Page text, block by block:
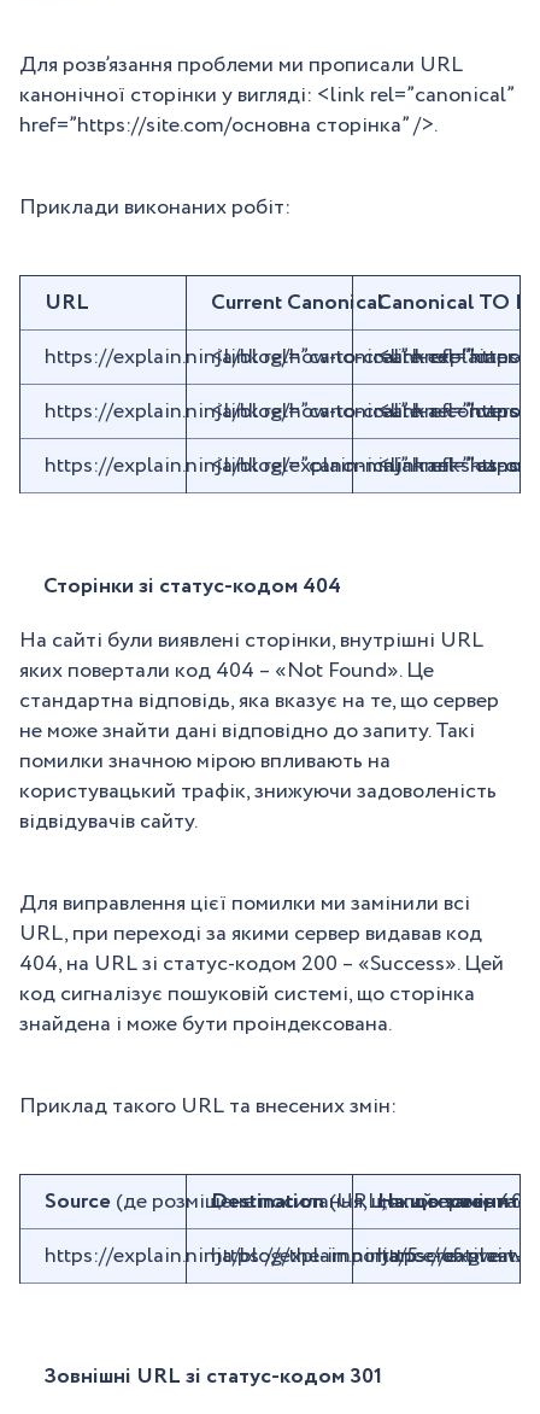
Для розв’язання проблеми ми прописали URL
канонічної сторінки у вигляді: <link rel=”canonical”
href=”https://site.com/основна сторінка” />.
Приклади виконаних робіт:
URL Current CanonicalCanonical TO
https://explain.ninja/blog/how-to-create-explainer-
<link rel=”canonical”
<link
https://explain.ninja/blog/how-to-create-a-
<link rel=”canonical”
<link
https://explain.ninja/blog/explain-ninja-ranks-as-
<link rel=”canonical”
<link
Сторінки зі статус-кодом 404
На сайті були виявлені сторінки, внутрішні URL
яких повертали код 404 – «Not Found». Це
стандартна відповідь, яка вказує на те, що сервер
не може знайти дані відповідно до запиту. Такі
помилки значною мірою впливають на
користувацький трафік, знижуючи задоволеність
відвідувачів сайту.
Для виправлення цієї помилки ми замінили всі
URL, при переході за якими сервер видавав код
404, на URL зі статус-кодом 200 – «Success». Цей
код сигналізує пошуковій системі, що сторінка
знайдена і може бути проіндексована.
Приклад такого URL та внесених змін:
Source(де розміщене посилання, що повертає
Destination(URL, який повертає
На що замінити
https://explain.ninja/blog/the-importance-of-great-
https://explain.ninja/5-creative-
https://
Зовнішні URL зі статус-кодом 301